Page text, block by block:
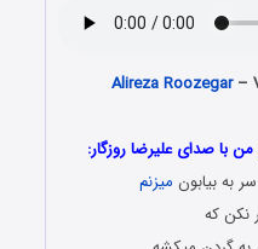
Alireza Roozegar–
با صدای علیرضا روزگار:
به بیابون میزنم
نکن که